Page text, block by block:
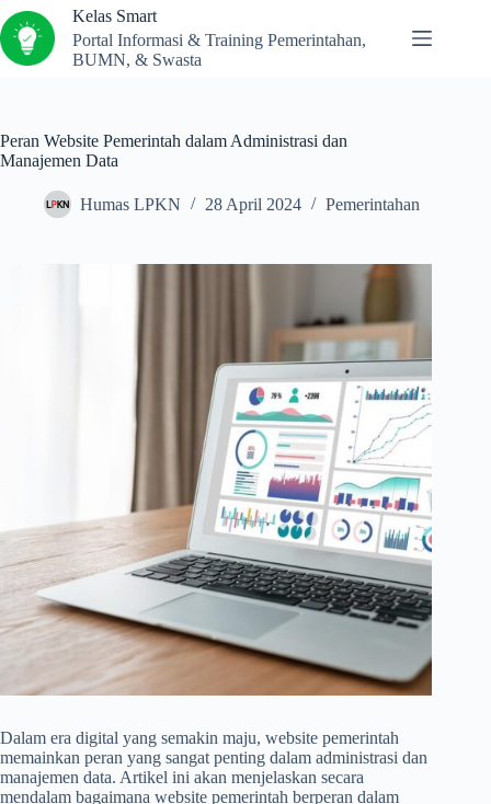
Kelas Smart
Portal Informasi & Training Pemerintahan,
BUMN, & Swasta
Peran Website Pemerintah dalam Administrasi dan
Manajemen Data
Humas LPKN 28 April 2024 Pemerintahan
Dalam era digital yang semakin maju, website pemerintah
memainkan peran yang sangat penting dalam administrasi dan
manajemen data. Artikel ini akan menjelaskan secara
mendalam bagaimana website pemerintah berperan dalam